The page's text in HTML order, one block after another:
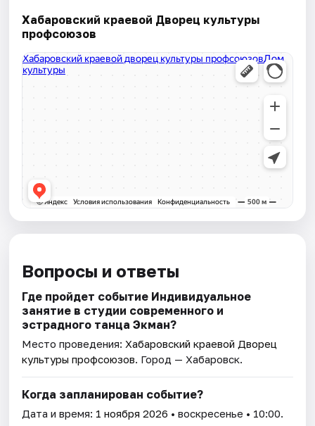
Хабаровский краевой Дворец культуры
профсоюзов
Вопросы и ответы
Где пройдет событие Индивидуальное
занятие в студии современного и
эстрадного танца Экман?
Место проведения:Хабаровский краевой Дворец
культуры профсоюзов. Город — Хабаровск.
Когда запланирован событие?
Дата и время: 1 ноября 2026 • воскресенье • 10:00.